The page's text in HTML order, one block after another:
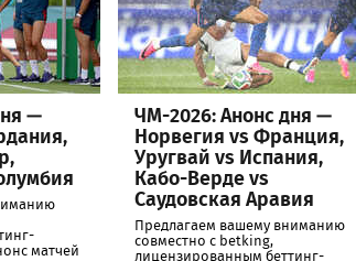
—
матчей
ЧМ-2026: Анонс дня —
Норвегия vs Франция,
Уругвай vs Испания,
Кабо-Верде vs
Саудовская Аравия
Предлагаем вашему вниманию
совместно с betking,
лицензированным беттинг-